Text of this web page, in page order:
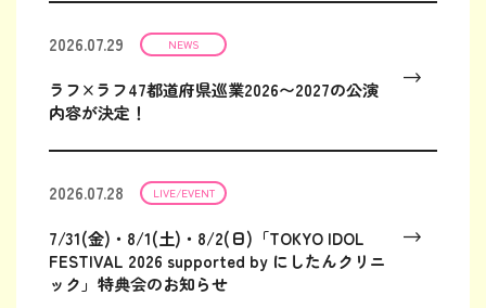
2026.07.29 NEWS
ラフ×ラフ47都道府県巡業2026〜2027の公演
内容が決定！
2026.07.28 LIVE/EVENT
7/31(金)・8/1(土)・8/2(日)「TOKYO IDOL
FESTIVAL 2026 supported by にしたんクリニ
ック」特典会のお知らせ